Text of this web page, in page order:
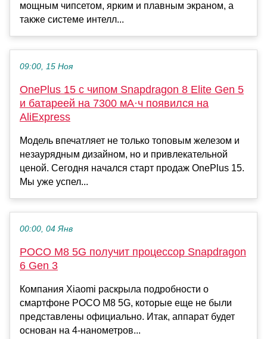
мощным чипсетом, ярким и плавным экраном, а
также системе интелл...
09:00, 15 Ноя
OnePlus 15 с чипом Snapdragon 8 Elite Gen 5
и батареей на 7300 мА·ч появился на
AliExpress
Модель впечатляет не только топовым железом и
незаурядным дизайном, но и привлекательной
ценой. Сегодня начался старт продаж OnePlus 15.
Мы уже успел...
00:00, 04 Янв
POCO M8 5G получит процессор Snapdragon
6 Gen 3
Компания Xiaomi раскрыла подробности о
смартфоне POCO M8 5G, которые еще не были
представлены официально. Итак, аппарат будет
основан на 4-нанометров...